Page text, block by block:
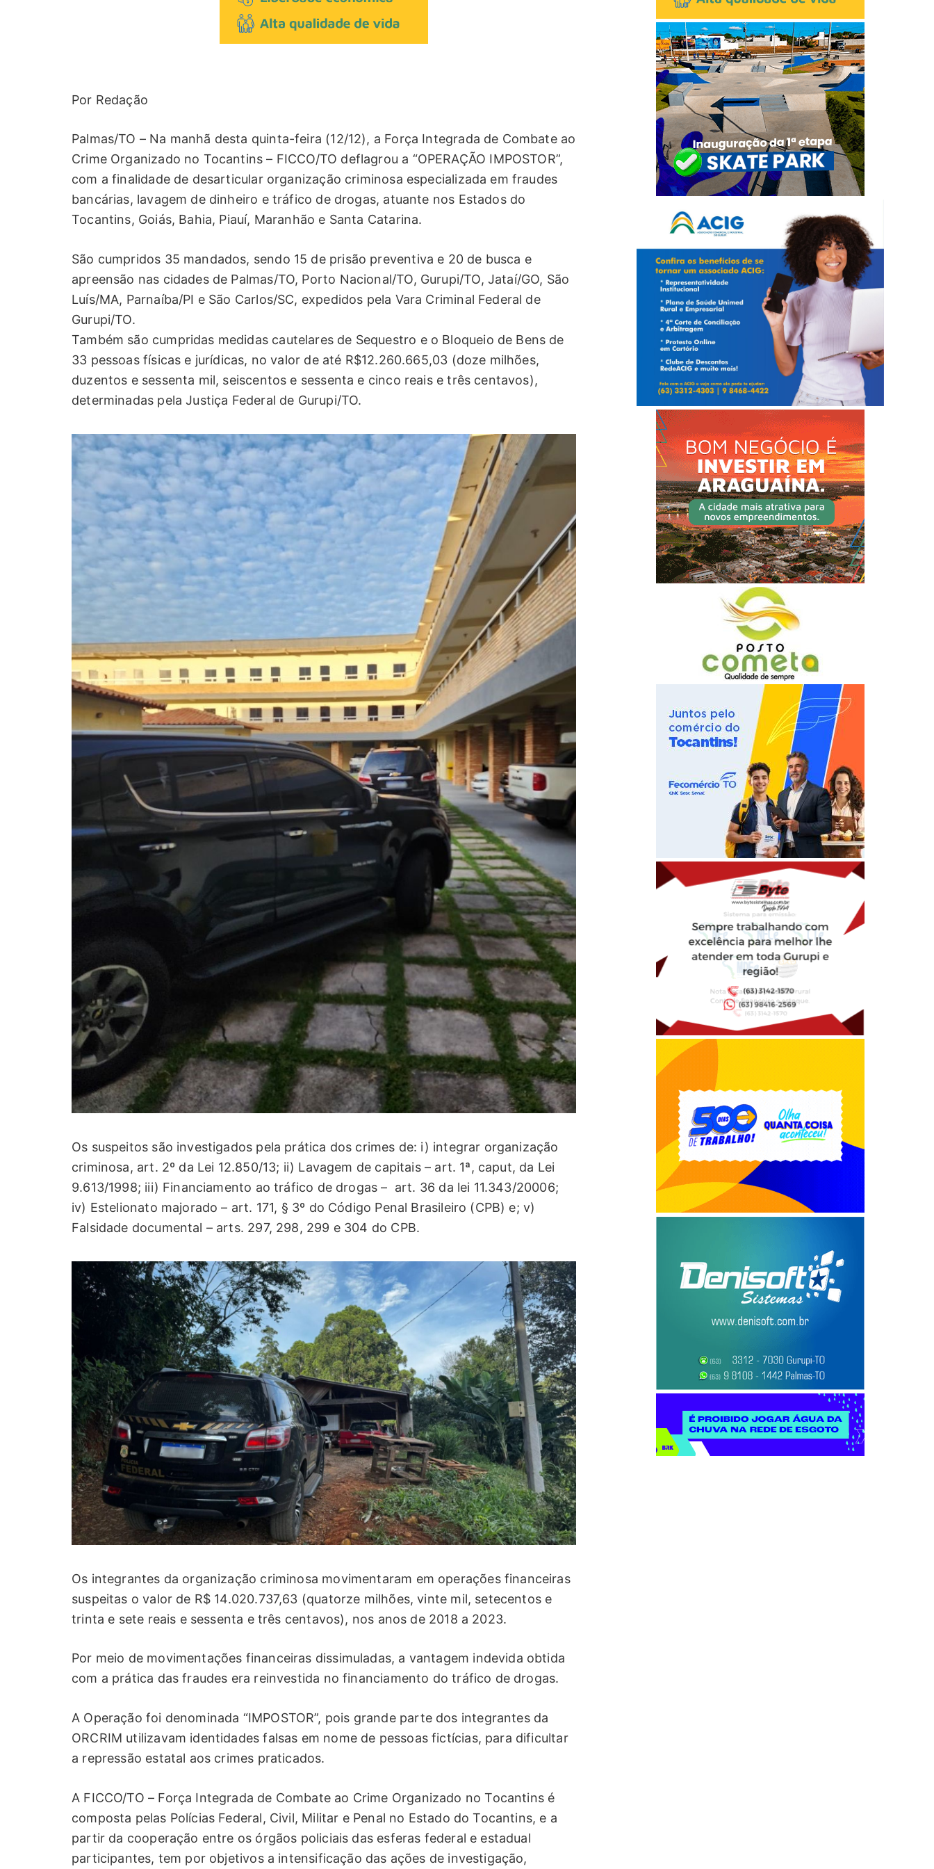
Por Redação
Palmas/TO – Na manhã desta quinta-feira (12/12), a Força Integrada de Combate ao
Crime Organizado no Tocantins – FICCO/TO deflagrou a “OPERAÇÃO IMPOSTOR”,
com a finalidade de desarticular organização criminosa especializada em fraudes
bancárias, lavagem de dinheiro e tráfico de drogas, atuante nos Estados do
Tocantins, Goiás, Bahia, Piauí, Maranhão e Santa Catarina.
São cumpridos 35 mandados, sendo 15 de prisão preventiva e 20 de busca e
apreensão nas cidades de Palmas/TO, Porto Nacional/TO, Gurupi/TO, Jataí/GO, São
Luís/MA, Parnaíba/PI e São Carlos/SC, expedidos pela Vara Criminal Federal de
Gurupi/TO.
Também são cumpridas medidas cautelares de Sequestro e o Bloqueio de Bens de
33 pessoas físicas e jurídicas, no valor de até R$12.260.665,03 (doze milhões,
duzentos e sessenta mil, seiscentos e sessenta e cinco reais e três centavos),
determinadas pela Justiça Federal de Gurupi/TO.
Os suspeitos são investigados pela prática dos crimes de: i) integrar organização
criminosa, art. 2º da Lei 12.850/13; ii) Lavagem de capitais – art. 1ª, caput, da Lei
9.613/1998; iii) Financiamento ao tráfico de drogas – art. 36 da lei 11.343/20006;
iv) Estelionato majorado – art. 171, § 3º do Código Penal Brasileiro (CPB) e; v)
Falsidade documental – arts. 297, 298, 299 e 304 do CPB.
Os integrantes da organização criminosa movimentaram em operações financeiras
suspeitas o valor de R$ 14.020.737,63 (quatorze milhões, vinte mil, setecentos e
trinta e sete reais e sessenta e três centavos), nos anos de 2018 a 2023.
Por meio de movimentações financeiras dissimuladas, a vantagem indevida obtida
com a prática das fraudes era reinvestida no financiamento do tráfico de drogas.
A Operação foi denominada “IMPOSTOR”, pois grande parte dos integrantes da
ORCRIM utilizavam identidades falsas em nome de pessoas fictícias, para dificultar
a repressão estatal aos crimes praticados.
A FICCO/TO – Força Integrada de Combate ao Crime Organizado no Tocantins é
composta pelas Polícias Federal, Civil, Militar e Penal no Estado do Tocantins, e a
partir da cooperação entre os órgãos policiais das esferas federal e estadual
participantes, tem por objetivos a intensificação das ações de investigação,